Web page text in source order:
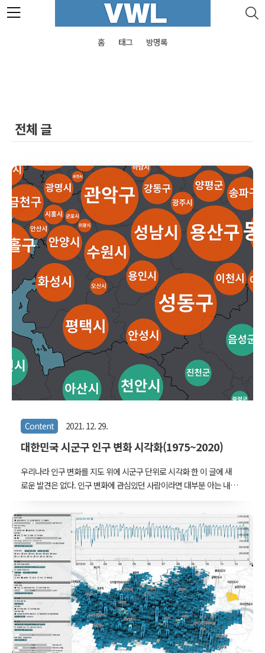
본문 바로가기
홈 태그 방명록
전체 글
Content 2021. 12. 29.
대한민국 시군구 인구 변화 시각화(1975~2020)
우리나라 인구 변화를 지도 위에 시군구 단위로 시각화 한 이 글에 새
로운 발견은 없다. 인구 변화에 관심있던 사람이라면 대부분 아는 내용
시 지역이 아닌 곳들의 인구는 점점 줄어들어서 도시와 비도시 지역의
인구는 9:1 정도의 극단적인 비율에 이르렀다. 비도시 지역은 인구가 줄
어들 뿐 아니라 점점 고령화되고 젊은 인구들의 유입이 적어진 탓에
'지방소멸'까지 거론되고 있다. 이 글은 익히 알고 있는 이런 내용들을
다룬다. 그렇다면 왜 이런 뻔한 내용을 굳이 시간을 들여 그리고 있을
까? 데이터 시각화에는 여러가지 목적이 있는 것 같다. 무언가를 빠르
게 탐색하고 발견하기 위해서 숫자들을 그림으로 바꿔보는 경우, 복잡
한 사실들을 한 눈에 보기 ..